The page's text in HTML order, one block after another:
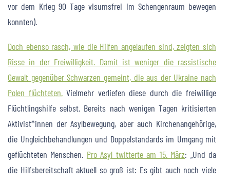
vor dem Krieg 90 Tage visumsfrei im Schengenraum bewegen
konnten).
Doch ebenso rasch, wie die Hilfen angelaufen sind, zeigten sich
Risse in der Freiwilligkeit. Damit ist weniger die rassistische
Gewalt gegenüber Schwarzen gemeint, die aus der Ukraine nach
Polen flüchteten.Vielmehr verliefen diese durch die freiwillige
Flüchtlingshilfe selbst. Bereits nach wenigen Tagen kritisierten
Aktivist*innen der Asylbewegung, aber auch Kirchenangehörige,
die Ungleichbehandlungen und Doppelstandards im Umgang mit
geflüchteten Menschen. Pro Asyl twitterte am 15. März: „Und da
die Hilfsbereitschaft aktuell so groß ist: Es gibt auch noch viele